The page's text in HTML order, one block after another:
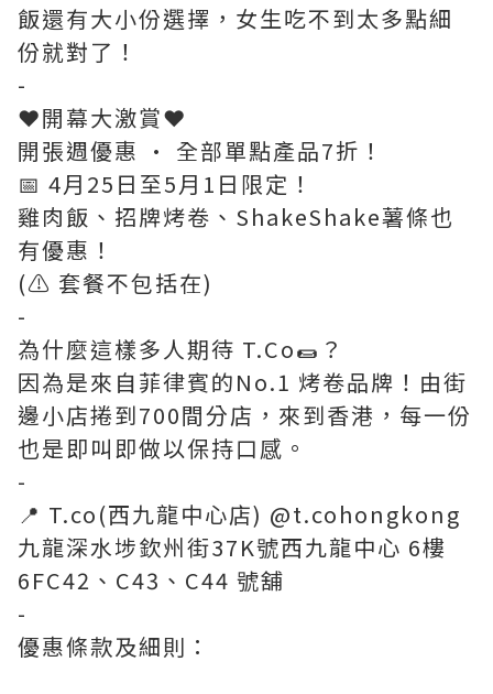
飯還有大小份選擇，女生吃不到太多點細
份就對了！
-
❤️開幕大激賞❤️
開張週優惠 · 全部單點產品7折！
📅 4月25日至5月1日限定！
雞肉飯、招牌烤卷、ShakeShake薯條也
有優惠！
(⚠️ 套餐不包括在)
-
為什麼這樣多人期待 T.Co🌯？
因為是來自菲律賓的No.1 烤卷品牌！由街
邊小店捲到700間分店，來到香港，每一份
也是即叫即做以保持口感。
-
📍 T.co(西九龍中心店) @t.cohongkong
九龍深水埗欽州街37K號西九龍中心 6樓
6FC42、C43、C44 號舖
-
優惠條款及細則：